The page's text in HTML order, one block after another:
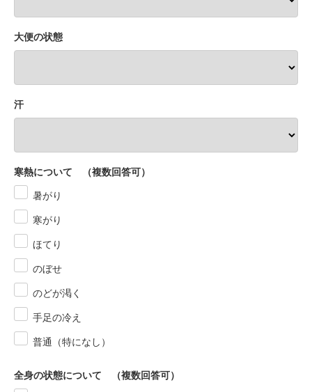
大便の状態
汗
寒熱について （複数回答可）
暑がり
寒がり
ほてり
のぼせ
のどが渇く
手足の冷え
普通（特になし）
全身の状態について （複数回答可）